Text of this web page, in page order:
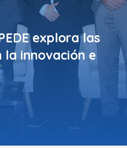
explora las
la innovación e